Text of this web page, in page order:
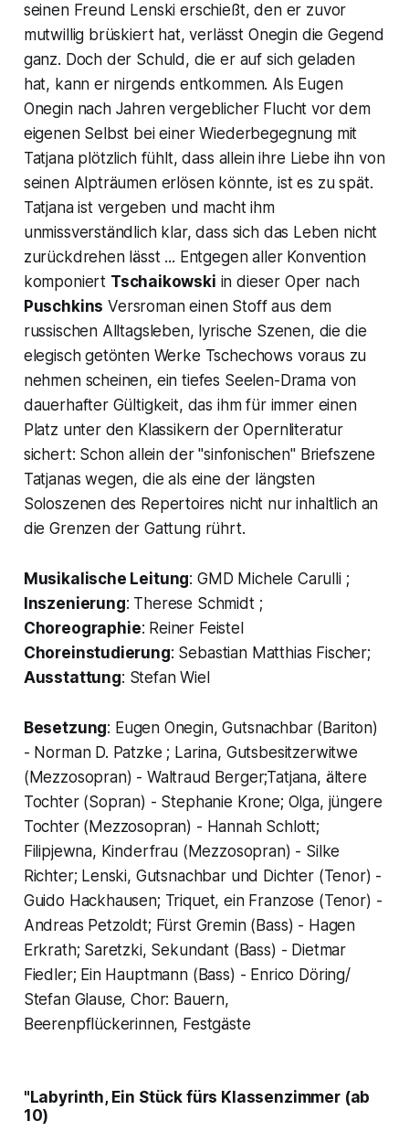
seinen Freund Lenskierschießt, den er zuvor
mutwillig brüskiert hat, verlässt Onegindie Gegend
ganz. Doch der Schuld, die er auf sich geladen
hat, kann er nirgends entkommen. Als Eugen
Oneginnach Jahren vergeblicher Flucht vor dem
eigenen Selbst bei einer Wiederbegegnung mit
Tatjana plötzlich fühlt, dass allein ihre Liebe ihn von
seinen Alpträumen erlösen könnte, ist es zu spät.
Tatjanaist vergeben und macht ihm
unmissverständlich klar, dass sich das Leben nicht
zurückdrehen lässt ... Entgegen aller Konvention
komponiert Tschaikowski in dieser Oper nach
Puschkins Versroman einen Stoff aus dem
russischen Alltagsleben, lyrische Szenen, die die
elegisch getönten Werke Tschechows voraus zu
nehmen scheinen, ein tiefes Seelen-Drama von
dauerhafter Gültigkeit, das ihm für immer einen
Platz unter den Klassikern der Opernliteratur
sichert: Schon allein der "sinfonischen" Briefszene
Tatjanas wegen, die als eine der längsten
Soloszenen des Repertoires nicht nur inhaltlich an
die Grenzen der Gattung rührt.
Musikalische Leitung: GMD Michele Carulli ;
Inszenierung: Therese Schmidt ;
Choreographie: Reiner Feistel
Choreinstudierung: Sebastian Matthias Fischer;
Ausstattung: Stefan Wiel
Besetzung: Eugen Onegin, Gutsnachbar (Bariton)
- Norman D. Patzke ; Larina, Gutsbesitzerwitwe
(Mezzosopran) - Waltraud Berger;Tatjana, ältere
Tochter (Sopran) - Stephanie Krone; Olga, jüngere
Tochter (Mezzosopran) - Hannah Schlott;
Filipjewna, Kinderfrau (Mezzosopran) - Silke
Richter; Lenski, Gutsnachbar und Dichter (Tenor) -
Guido Hackhausen; Triquet, ein Franzose (Tenor) -
Andreas Petzoldt; Fürst Gremin (Bass) - Hagen
Erkrath; Saretzki, Sekundant (Bass) - Dietmar
Fiedler; Ein Hauptmann (Bass) - Enrico Döring/
Stefan Glause, Chor: Bauern,
Beerenpflückerinnen, Festgäste
"Labyrinth, Ein Stück fürs Klassenzimmer (ab
10)